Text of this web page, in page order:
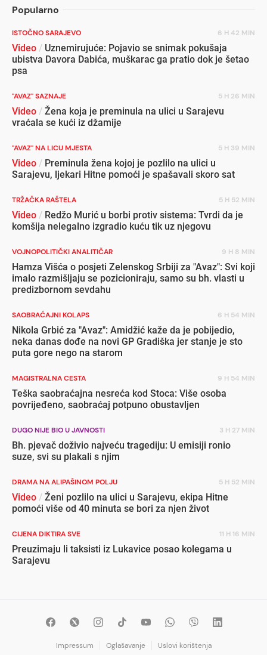
Popularno
ISTOČNO SARAJEVO 6 H 42 MIN
Video / Uznemirujuće: Pojavio se snimak pokušaja
ubistva Davora Dabića, muškarac ga pratio dok je šetao
psa
"AVAZ" SAZNAJE 5 H 26 MIN
Video / Žena koja je preminula na ulici u Sarajevu
vraćala se kući iz džamije
"AVAZ" NA LICU MJESTA 5 H 39 MIN
Video / Preminula žena kojoj je pozlilo na ulici u
Sarajevu, ljekari Hitne pomoći je spašavali skoro sat
TRŽAČKA RAŠTELA 5 H 52 MIN
Video / Redžo Murić u borbi protiv sistema: Tvrdi da je
komšija nelegalno izgradio kuću tik uz njegovu
VOJNOPOLITIČKI ANALITIČAR 9 H 8 MIN
Hamza Višća o posjeti Zelenskog Srbiji za "Avaz": Svi koji
imalo razmišljaju se pozicioniraju, samo su bh. vlasti u
predizbornom sevdahu
SAOBRAĆAJNI KOLAPS 6 H 54 MIN
Nikola Grbić za "Avaz": Amidžić kaže da je pobijedio,
neka danas dođe na novi GP Gradiška jer stanje je sto
puta gore nego na starom
MAGISTRALNA CESTA 9 H 54 MIN
Teška saobraćajna nesreća kod Stoca: Više osoba
povrijeđeno, saobraćaj potpuno obustavljen
DUGO NIJE BIO U JAVNOSTI 3 H 27 MIN
Bh. pjevač doživio najveću tragediju: U emisiji ronio
suze, svi su plakali s njim
DRAMA NA ALIPAŠINOM POLJU 5 H 52 MIN
Video / Ženi pozlilo na ulici u Sarajevu, ekipa Hitne
pomoći više od 40 minuta se bori za njen život
CIJENA DIKTIRA SVE 11 H 16 MIN
Preuzimaju li taksisti iz Lukavice posao kolegama u
Sarajevu
Impressum Oglašavanje Uslovi korištenja